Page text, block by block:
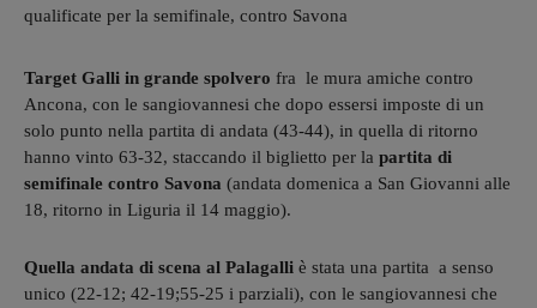
qualificate per la semifinale, contro Savona
Target Galli in grande spolvero fra le mura amiche contro
Ancona, con le sangiovannesi che dopo essersi imposte di un
solo punto nella partita di andata (43-44), in quella di ritorno
hanno vinto 63-32, staccando il biglietto per la partita di
semifinale contro Savona (andata domenica a San Giovanni alle
18, ritorno in Liguria il 14 maggio).
Quella andata di scena al Palagalli è stata una partita a senso
unico (22-12; 42-19;55-25 i parziali), con le sangiovannesi che